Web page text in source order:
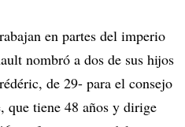
en partes del imperio
nombró a dos de sus hijos
de 29- para el consejo
tiene 48 años y dirige